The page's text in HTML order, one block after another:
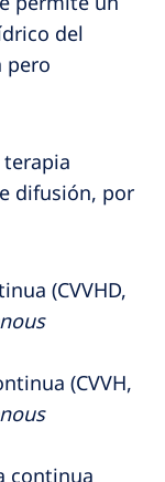
del
pero
terapia
difusión, por
(CVVHD,
(CVVH,
continua